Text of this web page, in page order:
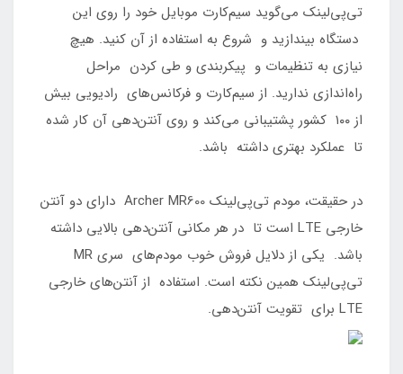
تی‌پی‌لینک می‌گوید سیم‌کارت موبایل خود را روی این
دستگاه بیندازید و شروع به استفاده از آن کنید. هیچ
نیازی به تنظیمات و پیکربندی و طی کردن مراحل
راه‌اندازی ندارید. از سیم‌کارت و فرکانس‌های رادیویی بیش
از ۱۰۰ کشور پشتیبانی می‌کند و روی آنتن‌دهی آن کار شده
تا عملکرد بهتری داشته باشد.
در حقیقت، مودم تی‌پی‌لینک Archer MR600 دارای دو آنتن
خارجی LTE است تا در هر مکانی آنتن‌دهی بالایی داشته
باشد. یکی از دلایل فروش خوب مودم‌های سری MR
تی‌پی‌لینک همین نکته است. استفاده از آنتن‌های خارجی
LTE برای تقویت آنتن‌دهی.